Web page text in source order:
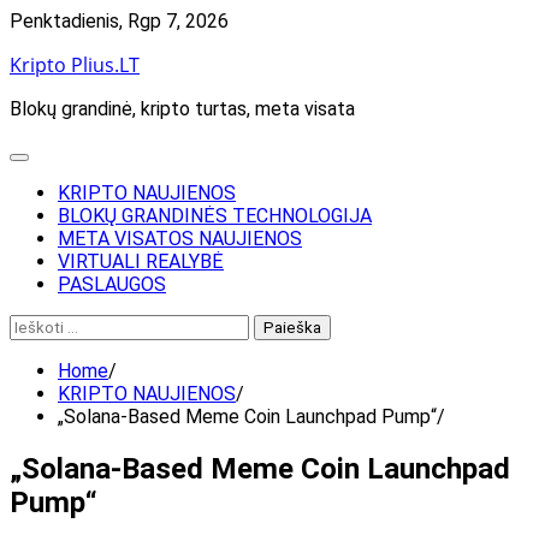
Skip
content
Penktadienis, Rgp 7, 2026
Kripto Plius.LT
Blokų grandinė, kripto turtas, meta visata
KRIPTO NAUJIENOS
BLOKŲ GRANDINĖS TECHNOLOGIJA
META VISATOS NAUJIENOS
VIRTUALI REALYBĖ
PASLAUGOS
Ieškoti:
Home
KRIPTO NAUJIENOS
„Solana-Based Meme Coin Launchpad Pump“
„Solana-Based Meme Coin Launchpad
Pump“